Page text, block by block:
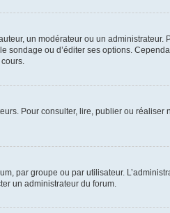
un modérateur ou un
sondage ou d’éditer ses options.
Pour consulter, lire, publier ou
par groupe ou par utilisateur.
un administrateur du forum.